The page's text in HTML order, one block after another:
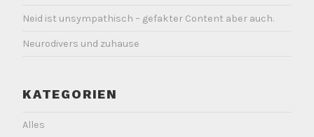
Neid ist unsympathisch – gefakter Content aber auch.
Neurodivers und zuhause
KATEGORIEN
Alles